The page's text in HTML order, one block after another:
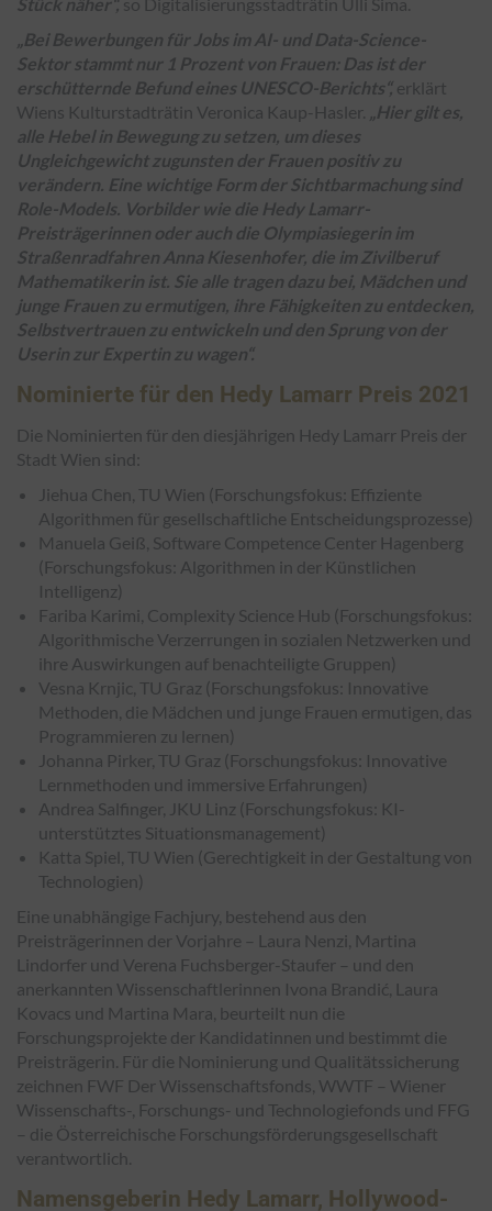
„Bei Bewerbungen für Jobs im AI- und Data-Science-
Sektor stammt nur 1 Prozent von Frauen: Das ist der
erschütternde Befund eines UNESCO-Berichts“, erklärt
Wiens Kulturstadträtin Veronica Kaup-Hasler. „Hier gilt es,
alle Hebel in Bewegung zu setzen, um dieses
Ungleichgewicht zugunsten der Frauen positiv zu
verändern. Eine wichtige Form der Sichtbarmachung sind
Role-Models. Vorbilder wie die Hedy Lamarr-
Preisträgerinnen oder auch die Olympiasiegerin im
Straßenradfahren Anna Kiesenhofer, die im Zivilberuf
Mathematikerin ist. Sie alle tragen dazu bei, Mädchen und
junge Frauen zu ermutigen, ihre Fähigkeiten zu entdecken,
Selbstvertrauen zu entwickeln und den Sprung von der
Userin zur Expertin zu wagen“.
Nominierte für den Hedy Lamarr Preis 2021
Die Nominierten für den diesjährigen Hedy Lamarr Preis der
Stadt Wien sind:
Jiehua Chen, TU Wien (Forschungsfokus: Effiziente
Algorithmen für gesellschaftliche Entscheidungsprozesse)
Manuela Geiß, Software Competence Center Hagenberg
(Forschungsfokus: Algorithmen in der Künstlichen
Intelligenz)
Fariba Karimi, Complexity Science Hub (Forschungsfokus:
Algorithmische Verzerrungen in sozialen Netzwerken und
ihre Auswirkungen auf benachteiligte Gruppen)
Vesna Krnjic, TU Graz (Forschungsfokus: Innovative
Methoden, die Mädchen und junge Frauen ermutigen, das
Programmieren zu lernen)
Johanna Pirker, TU Graz (Forschungsfokus: Innovative
Lernmethoden und immersive Erfahrungen)
Andrea Salfinger, JKU Linz (Forschungsfokus: KI-
unterstütztes Situationsmanagement)
Katta Spiel, TU Wien (Gerechtigkeit in der Gestaltung von
Technologien)
Eine unabhängige Fachjury, bestehend aus den
Preisträgerinnen der Vorjahre – Laura Nenzi, Martina
Lindorfer und Verena Fuchsberger-Staufer – und den
anerkannten Wissenschaftlerinnen Ivona Brandić, Laura
Kovacs und Martina Mara, beurteilt nun die
Forschungsprojekte der Kandidatinnen und bestimmt die
Preisträgerin. Für die Nominierung und Qualitätssicherung
zeichnen FWF Der Wissenschaftsfonds, WWTF – Wiener
Wissenschafts-, Forschungs- und Technologiefonds und FFG
– die Österreichische Forschungsförderungsgesellschaft
verantwortlich.
Namensgeberin Hedy Lamarr, Hollywood-